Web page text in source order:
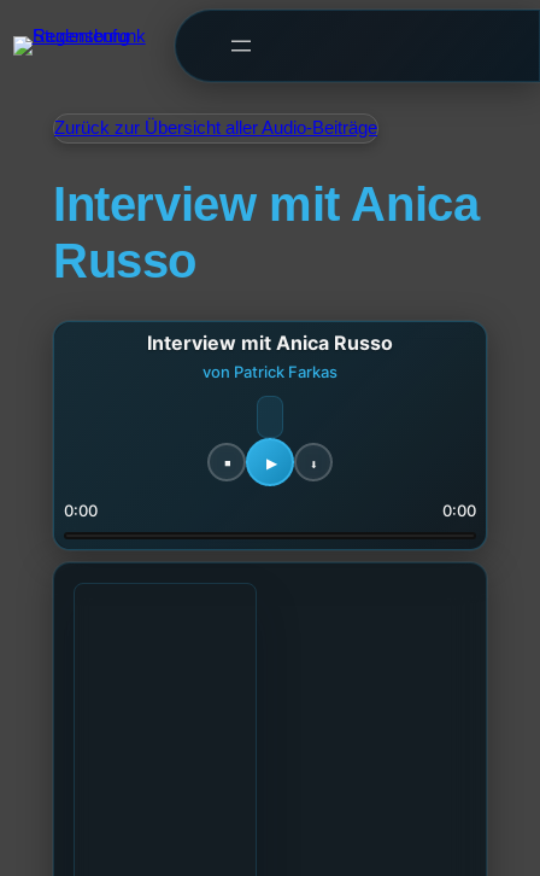
Zurück zur Übersicht aller Audio-Beiträge
Interview mit Anica
Russo
Interview mit Anica Russo
von Patrick Farkas
0:00 0:00